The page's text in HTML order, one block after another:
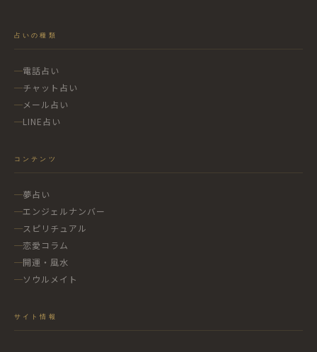
占いの種類
電話占い
チャット占い
メール占い
LINE占い
コンテンツ
夢占い
エンジェルナンバー
スピリチュアル
恋愛コラム
開運・風水
ソウルメイト
サイト情報